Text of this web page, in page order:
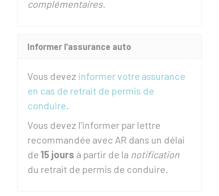
complémentaires.
Informer l'assurance auto
Vous devez informer votre assurance
en cas de retrait de permis de
conduire.
Vous devez l'informer par lettre
recommandée avec AR dans un délai
de 15 jours à partir de la notification
du retrait de permis de conduire.